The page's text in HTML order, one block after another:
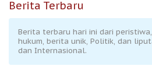
Berita Terbaru
Berita terbaru hari ini dari
hukum, berita unik, Politik, dan
dan Internasional.